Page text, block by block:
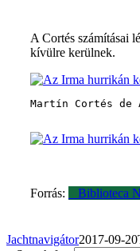
A Cortés számításai
kívülre kerülnek.
Martín Cortés de
Forrás: Biblioteca
Jachtnavigátor2017-09-